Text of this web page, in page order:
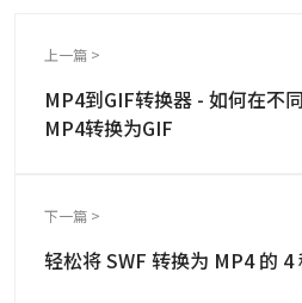
上一篇 >
MP4到GIF转换器 - 如何在不
MP4转换为GIF
下一篇 >
轻松将 SWF 转换为 MP4 的 4